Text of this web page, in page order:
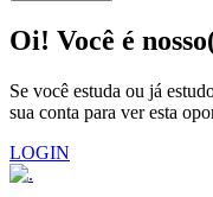
Oi! Você é
Se você estuda ou já
sua conta para ver esta
LOGIN